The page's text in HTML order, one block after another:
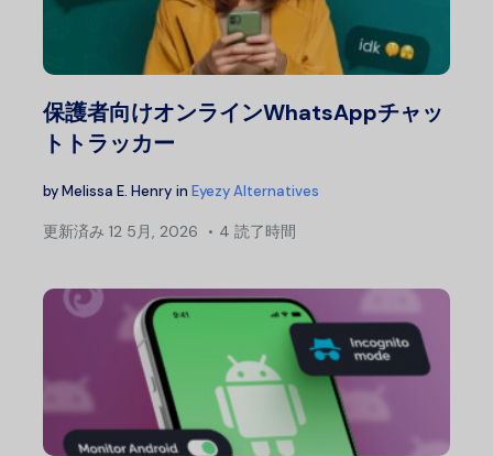
保護者向けオンラインWhatsAppチャッ
トトラッカー
byMelissa E. Henry in Eyezy Alternatives
更新済み 12 5月, 2026 4 読了時間